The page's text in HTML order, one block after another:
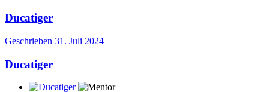
Ducatiger
Geschrieben 31. Juli 2024
Ducatiger